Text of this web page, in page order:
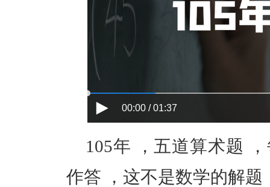
00:00 / 01:37
105年 ，五道算术题
作答 ，这不是数学的解题